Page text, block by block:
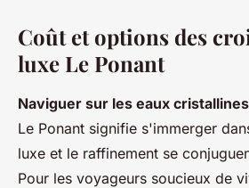
Coût et options des
luxe Le Ponant
Naviguer sur les eaux cristallines
Le Ponant signifie s'immerger
luxe et le raffinement se
Pour les voyageurs soucieux de